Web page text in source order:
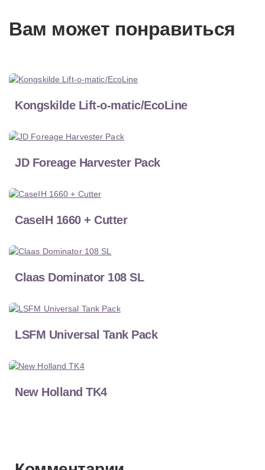
Вам может понравиться
Kongskilde Lift-o-matic/EcoLine
JD Foreage Harvester Pack
CaseIH 1660 + Cutter
Claas Dominator 108 SL
LSFM Universal Tank Pack
New Holland TK4